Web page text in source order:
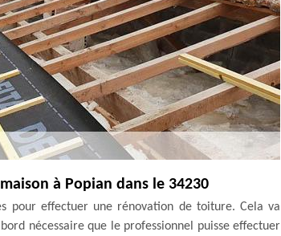
à Popian dans le 34230
pour effectuer une rénovation de toiture. Cela va
nécessaire que le professionnel puisse effectuer